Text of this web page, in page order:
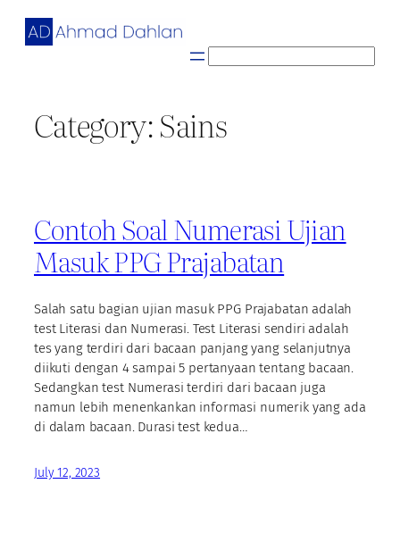
Skip
c
Category:Sains
Contoh Soal Numerasi Ujian
Masuk PPG Prajabatan
Salah satu bagian ujian masuk PPG Prajabatan adalah
test Literasi dan Numerasi. Test Literasi sendiri adalah
tes yang terdiri dari bacaan panjang yang selanjutnya
diikuti dengan 4 sampai 5 pertanyaan tentang bacaan.
Sedangkan test Numerasi terdiri dari bacaan juga
namun lebih menenkankan informasi numerik yang ada
di dalam bacaan. Durasi test kedua…
July 12, 2023